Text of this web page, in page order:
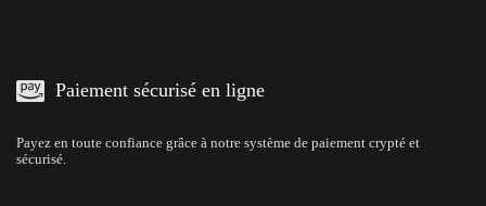
Paiement sécurisé en ligne
Payez en toute confiance grâce à notre système de paiement crypté et
sécurisé.